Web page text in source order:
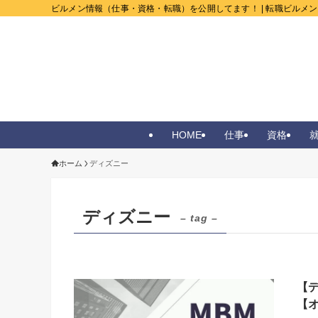
ビルメン情報（仕事・資格・転職）を公開してます！ | 転職ビルメ
HOME 仕事 資格
ホーム ディズニー
ディズニー – tag –
【
【